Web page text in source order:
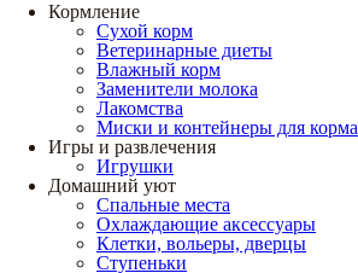
Кормление
Сухой корм
Ветеринарные диеты
Влажный корм
Заменители молока
Лакомства
Миски и контейнеры для корма
Игры и развлечения
Игрушки
Домашний уют
Спальные места
Охлаждающие аксессуары
Клетки, вольеры, дверцы
Ступеньки